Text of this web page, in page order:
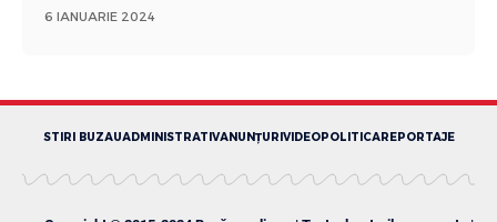
6 IANUARIE 2024
STIRI BUZAUADMINISTRATIVANUNȚURIVIDEOPOLITICAREPORTAJE